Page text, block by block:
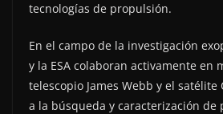
tecnologías de propulsión.
En el campo de la investigación
y la ESA colaboran activamente en
telescopio James Webb y el satélite
a la búsqueda y caracterización de